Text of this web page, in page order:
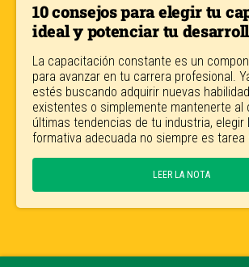
10 consejos para elegir tu
ideal y potenciar tu
La capacitación constante es un
para avanzar en tu carrera profesional.
estés buscando adquirir nuevas
existentes o simplemente mantenerte al
últimas tendencias de tu industria, elegir
formativa adecuada no siempre es tarea
LEER LA NOTA